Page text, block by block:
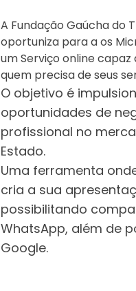
A Fundação Gaúcha do
oportuniza para a os
um Serviço online
quem precisa de seus
O objetivo é
oportunidades de
profissional no
Estado.
Uma ferramenta
cria a sua
possibilitando
WhatsApp, além de
Google.